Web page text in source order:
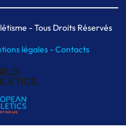
indoor
Paris- Tous Droits Réservés
légales -Contacts